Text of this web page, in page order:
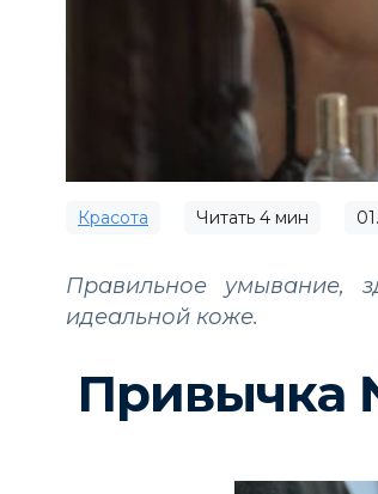
Красота Читать 4 мин
Правильное умывание,
идеальной коже.
Привычка